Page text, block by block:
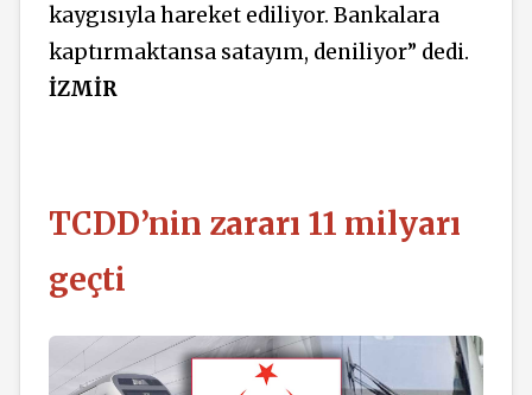
kaygısıyla hareket ediliyor. Bankalara
kaptırmaktansa satayım, deniliyor” dedi.
İZMİR
TCDD’nin zararı 11 milyarı
geçti